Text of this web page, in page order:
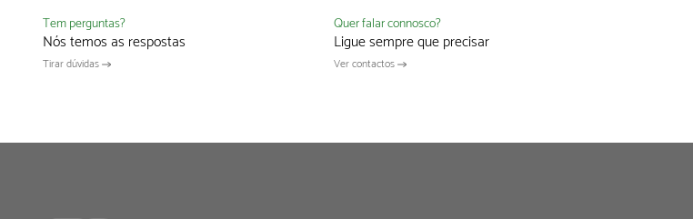
Tem perguntas?
Nós temos as respostas
Tirar dúvidas
Quer falar connosco?
Ligue sempre que precisar
Ver contactos